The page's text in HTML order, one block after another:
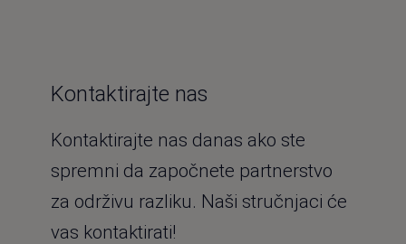
Kontaktirajte nas
Kontaktirajte nas danas ako ste
spremni da započnete partnerstvo
za održivu razliku. Naši stručnjaci će
vas kontaktirati!